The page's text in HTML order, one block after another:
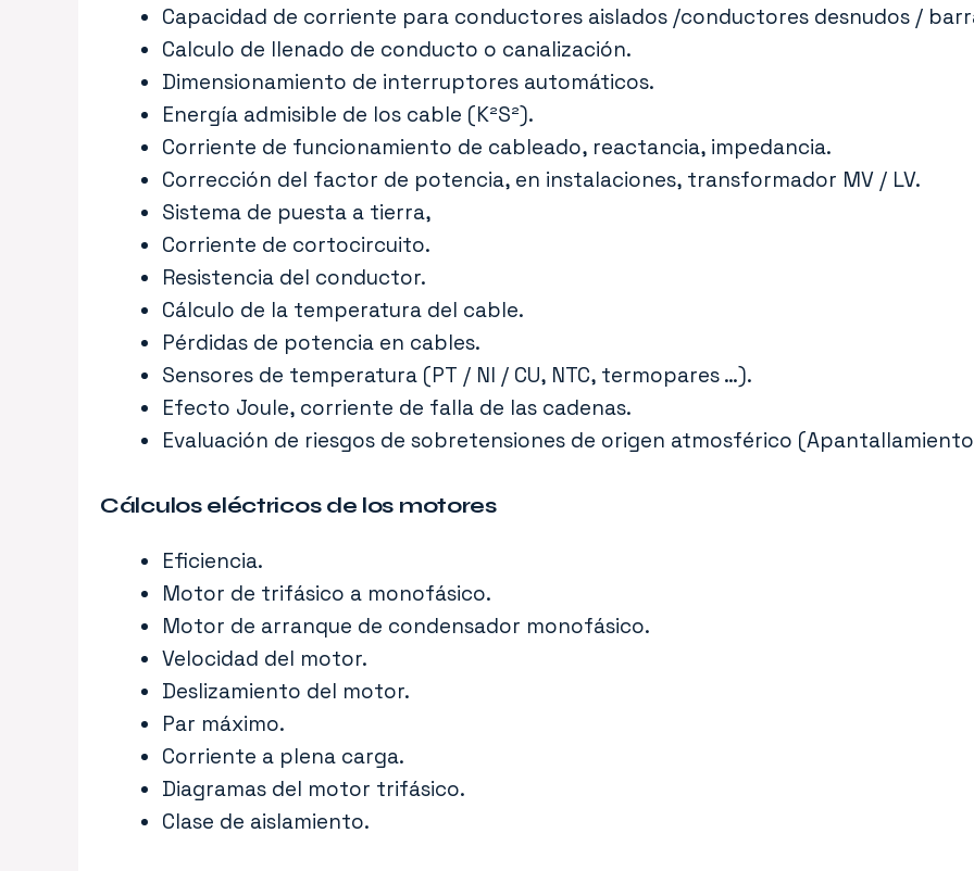
Capacidad de corriente para conductores aislados /conductores desnudos /
Calculo de llenado de conducto o canalización.
Dimensionamiento de interruptores automáticos.
Energía admisible de los cable (K²S²).
Corriente de funcionamiento de cableado, reactancia, impedancia.
Corrección del factor de potencia, en instalaciones, transformador MV / LV.
Sistema de puesta a tierra,
Corriente de cortocircuito.
Resistencia del conductor.
Cálculo de la temperatura del cable.
Pérdidas de potencia en cables.
Sensores de temperatura (PT / NI / CU, NTC, termopares …).
Efecto Joule, corriente de falla de las cadenas.
Evaluación de riesgos de sobretensiones de origen atmosférico
Cálculos eléctricos de los motores
Eficiencia.
Motor de trifásico a monofásico.
Motor de arranque de condensador monofásico.
Velocidad del motor.
Deslizamiento del motor.
Par máximo.
Corriente a plena carga.
Diagramas del motor trifásico.
Clase de aislamiento.